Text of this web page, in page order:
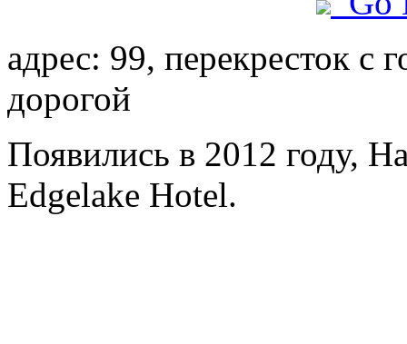
адрес: 99, перекресток с
дорогой
Появились в 2012 году,
Edgelake Hotel.